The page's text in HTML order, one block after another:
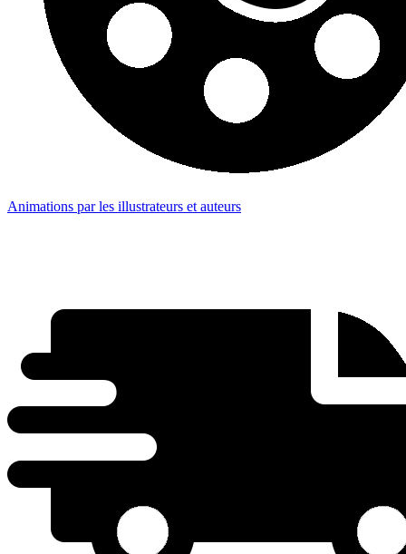
Animations par les illustrateurs et auteurs